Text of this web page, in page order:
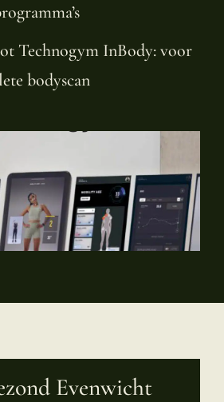
Technogym InBody: voor
bodyscan
Evenwicht